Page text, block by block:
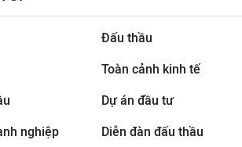
Đấu thầu
Toàn cảnh kinh tế
Dự án đầu tư
nghiệp Diễn đàn đấu thầu